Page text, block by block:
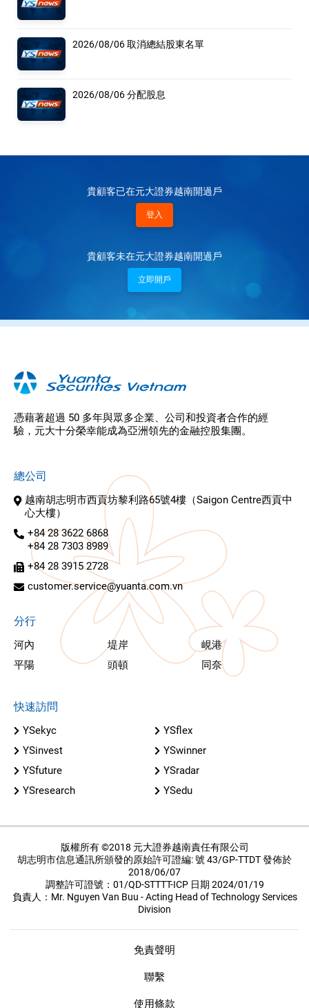
2026/08/06 取消總結股東名單
2026/08/06 分配股息
貴顧客已在元大證券越南開過戶
登入
貴顧客未在元大證券越南開過戶
立即開戶
憑藉著超過 50 多年與眾多企業、公司和投資者合作的經
驗，元大十分榮幸能成為亞洲領先的金融控股集團。
總公司
越南胡志明市西貢坊黎利路65號4樓（Saigon Centre西貢中
心大樓）
+84 28 3622 6868
+84 28 7303 8989
+84 28 3915 2728
customer.service@yuanta.com.vn
分行
河內 堤岸
峴港
平陽
頭頓 同奈
快速訪問
YSekyc
YSflex
YSinvest
YSwinner
YSfuture
YSradar
YSresearch
YSedu
版權所有 ©2018 元大證券越南責任有限公司
胡志明市信息通訊所頒發的原始許可證編: 號 43/GP-TTDT 發佈於
2018/06/07
調整許可證號：01/QD-STTTT-ICP 日期 2024/01/19
負責人：Mr. Nguyen Van Buu - Acting Head of Technology Services
Division
免責聲明
聯繫
使用條款